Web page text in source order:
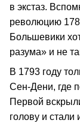
в экстаз.
революцию
Большевики
разума» и не
В 1793 году
Сен-Дени, где
Первой
голову и стали